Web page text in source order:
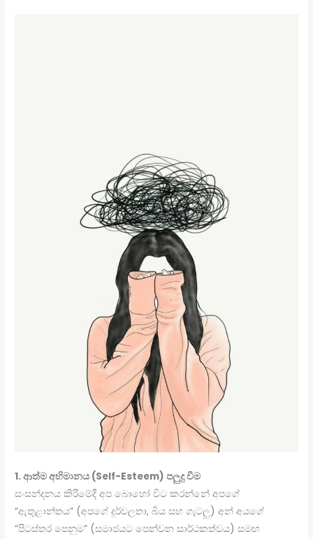
1. ආත්ම අභිමානය (Self-Esteem) පලුදු වීම
සංසන්දනය කිරීමේදී අප බොහෝ විට කරන්නේ අපගේ
“ඇතුළාන්තය” (අපගේ දුර්වලතා, බිය සහ ගැටලු) අන් අයගේ
“පිටස්තර පෙනුම” (සමාජයට පෙන්වන සාර්ථකත්වය) සමඟ